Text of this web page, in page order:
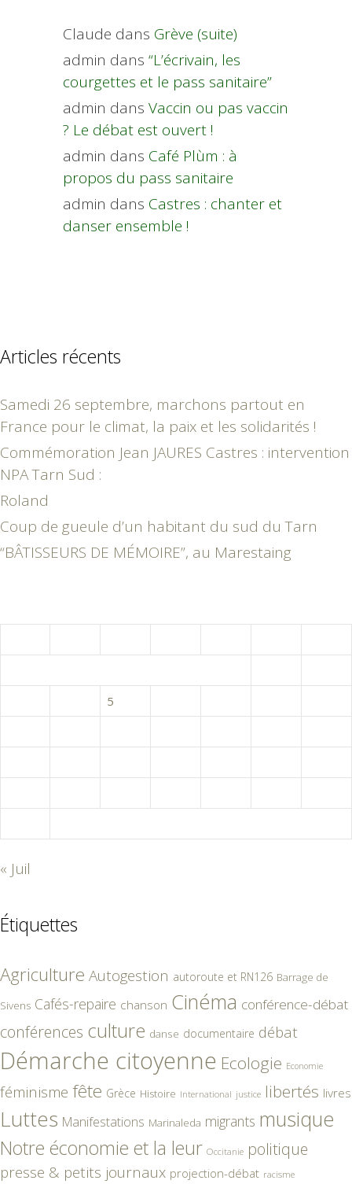
Claude dans Grève (suite)
admin dans “L’écrivain, les
courgettes et le pass sanitaire”
admin dans Vaccin ou pas vaccin
? Le débat est ouvert !
admin dans Café Plùm : à
propos du pass sanitaire
admin dans Castres : chanter et
danser ensemble !
Articles récents
Samedi 26 septembre, marchons partout en
France pour le climat, la paix et les solidarités !
Commémoration Jean JAURES Castres : intervention
NPA Tarn Sud :
Roland
Coup de gueule d’un habitant du sud du Tarn
“BÂTISSEURS DE MÉMOIRE”, au Marestaing
5
« Juil
Étiquettes
Agriculture Autogestion autoroute et RN126 Barrage de
Sivens Cafés-repaire chanson Cinéma conférence-débat
conférences culture danse documentaire débat
Démarche citoyenne Ecologie Economie
féminisme fête Grèce Histoire International justice libertés livres
Luttes Manifestations Marinaleda migrants musique
Notre économie et la leur Occitanie politique
presse & petits journaux projection-débat racisme